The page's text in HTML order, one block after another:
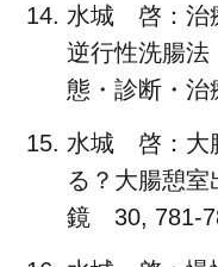
水城 啓：治
逆行性洗腸法
態・診断・
水城 啓：大
る？大腸憩
鏡 30, 781-